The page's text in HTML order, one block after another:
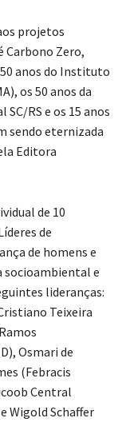
projetos
Carbono Zero,
anos do Instituto
os 50 anos da
SC/RS e os 15 anos
sendo eternizada
Editora
de 10
de
de homens e
socioambiental e
lideranças:
Teixeira
Osmari de
(Febracis
Central
Wigold Schaffer